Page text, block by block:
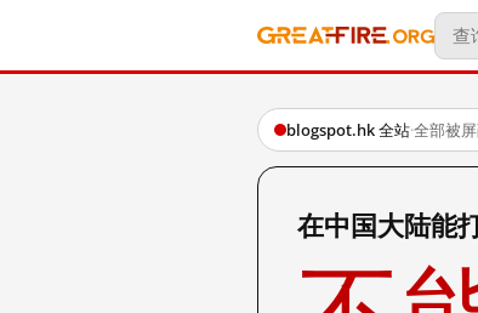
blogspot.hk 全站·全部被
在中国大陆能